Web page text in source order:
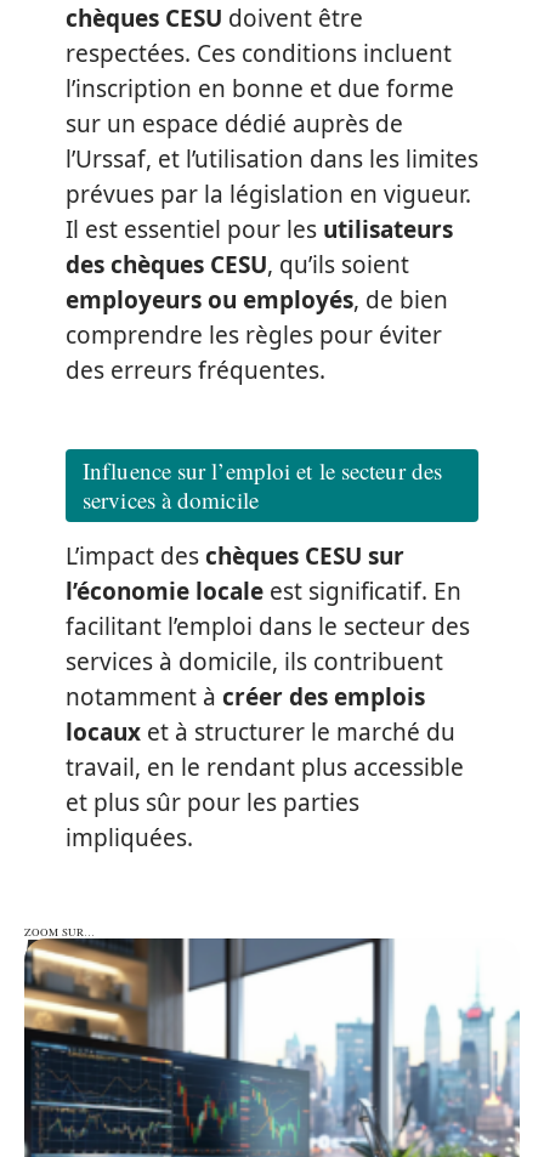
chèques CESU doivent être
respectées. Ces conditions incluent
l’inscription en bonne et due forme
sur un espace dédié auprès de
l’Urssaf, et l’utilisation dans les limites
prévues par la législation en vigueur.
Il est essentiel pour les utilisateurs
des chèques CESU, qu’ils soient
employeurs ou employés, de bien
comprendre les règles pour éviter
des erreurs fréquentes.
Influence sur l’emploi et le secteur des
services à domicile
L’impact deschèques CESU sur
l’économie locale est significatif. En
facilitant l’emploi dans le secteur des
services à domicile, ils contribuent
notamment à créer des emplois
locaux et à structurer le marché du
travail, en le rendant plus accessible
et plus sûr pour les parties
impliquées.
ZOOM SUR…
ZOOM SUR…